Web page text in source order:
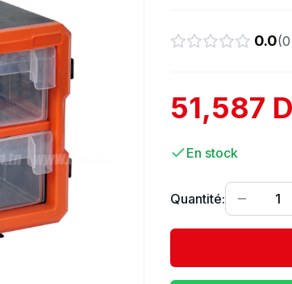
0.0(0
51,587
En stock
Quantité: 1